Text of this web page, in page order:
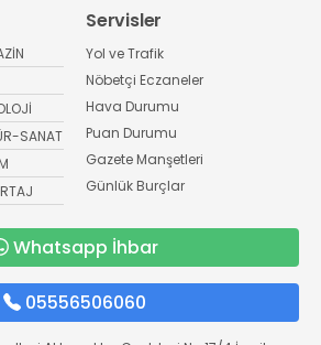
SANAT
Servisler
Yol ve Trafik
Nöbetçi Eczaneler
Hava Durumu
Puan Durumu
Gazete Manşetleri
Günlük Burçlar
Whatsapp İhbar
05556506060